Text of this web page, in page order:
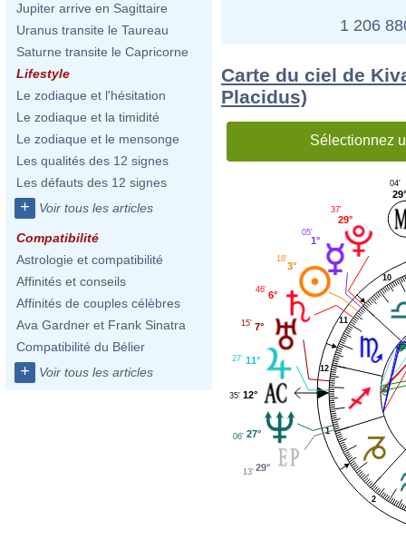
Jupiter arrive en Sagittaire
Uranus transite le Taureau
Saturne transite le Capricorne
Lifestyle
Le zodiaque et l'hésitation
Le zodiaque et la timidité
Le zodiaque et le mensonge
Les qualités des 12 signes
Les défauts des 12 signes
+ Voir tous les articles
Compatibilité
Astrologie et compatibilité
Affinités et conseils
Affinités de couples célèbres
Ava Gardner et Frank Sinatra
Compatibilité du Bélier
+ Voir tous les articles
1 206
Carte du ciel de
Placidus)
Sélectionnez
1
2
10
11
12
29°
04'
29°
37'
1°
05'
3°
18'
6°
46'
7°
15'
11°
27'
12°
35'
27°
06'
29°
13'